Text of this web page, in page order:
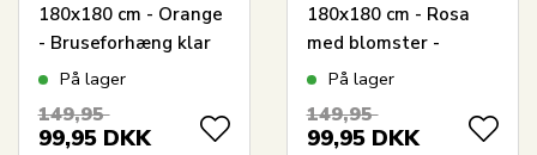
180x180 cm - Orange
- Bruseforhæng klar
til ophæng
På lager
149,95
99,95 DKK
180x180 cm - Rosa
med blomster -
Bruseforhæng klar til
På lager
149,95
99,95 DKK